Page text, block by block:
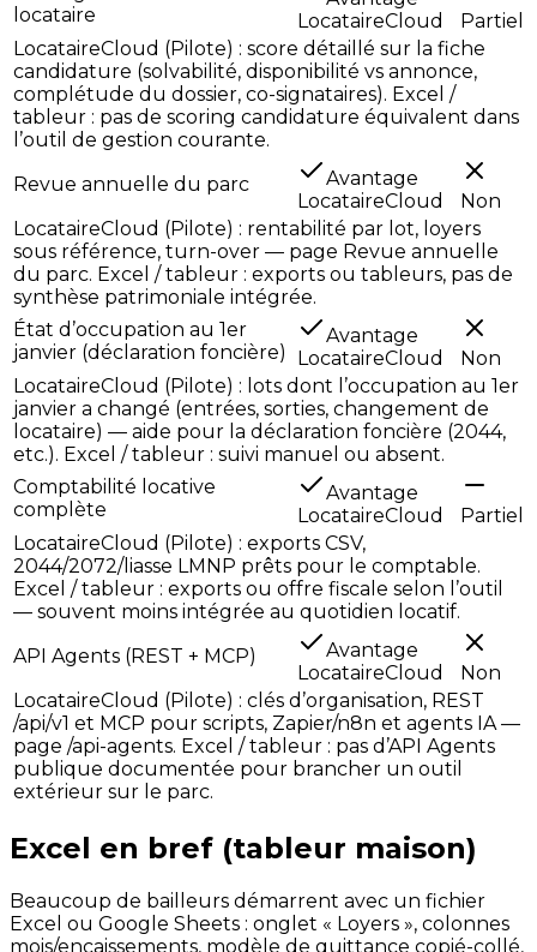
locataire
LocataireCloud
Partiel
LocataireCloud (Pilote) : score détaillé sur la fiche
candidature (solvabilité, disponibilité vs annonce,
complétude du dossier, co-signataires). Excel /
tableur : pas de scoring candidature équivalent dans
l’outil de gestion courante.
Revue annuelle du parc
Avantage
LocataireCloud
Non
LocataireCloud (Pilote) : rentabilité par lot, loyers
sous référence, turn-over — page Revue annuelle
du parc. Excel / tableur : exports ou tableurs, pas de
synthèse patrimoniale intégrée.
État d’occupation au 1er
janvier (déclaration foncière)
Avantage
LocataireCloud
Non
LocataireCloud (Pilote) : lots dont l’occupation au 1er
janvier a changé (entrées, sorties, changement de
locataire) — aide pour la déclaration foncière (2044,
etc.). Excel / tableur : suivi manuel ou absent.
Comptabilité locative
complète
Avantage
LocataireCloud
Partiel
LocataireCloud (Pilote) : exports CSV,
2044/2072/liasse LMNP prêts pour le comptable.
Excel / tableur : exports ou offre fiscale selon l’outil
— souvent moins intégrée au quotidien locatif.
API Agents (REST + MCP)
Avantage
LocataireCloud
Non
LocataireCloud (Pilote) : clés d’organisation, REST
/api/v1 et MCP pour scripts, Zapier/n8n et agents IA —
page /api-agents. Excel / tableur : pas d’API Agents
publique documentée pour brancher un outil
extérieur sur le parc.
Excel en bref (tableur maison)
Beaucoup de bailleurs démarrent avec un fichier
Excel ou Google Sheets : onglet « Loyers », colonnes
mois/encaissements, modèle de quittance copié-collé,